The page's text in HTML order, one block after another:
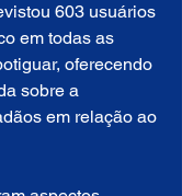
603 usuários
em todas as
oferecendo
sobre a
em relação ao